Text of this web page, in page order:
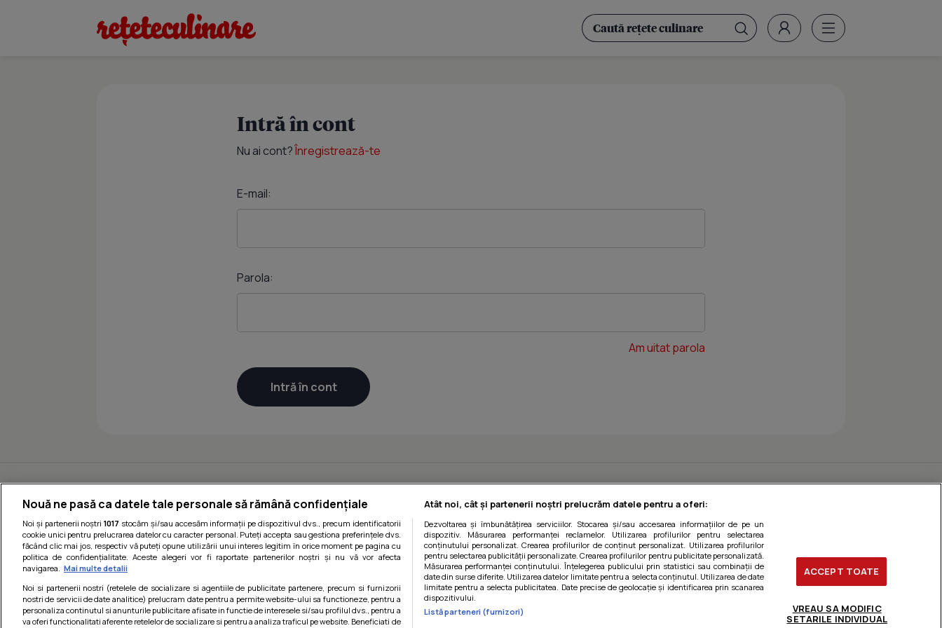
Intră în cont
Nu ai cont?Înregistrează-te
E-mail:
Parola:
Am uitat parola
Nouă ne pasă ca datele tale personale să rămână confidențiale
Noi și partenerii noștri1017 stocăm și/sau accesăm informații pe dispozitivul dvs., precum identificatorii
cookie unici pentru prelucrarea datelor cu caracter personal. Puteți accepta sau gestiona preferințele dvs.
făcând clic mai jos, respectiv vă puteți opune utilizării unui interes legitim în orice moment pe pagina cu
politica de confidențialitate. Aceste alegeri vor fi raportate partenerilor noștri și nu vă vor afecta
navigarea. Mai multe detalii
Noi si partenerii nostri (retelele de socializare si agentiile de publicitate partenere, precum si furnizorii
nostri de servicii de date analitice) prelucram date pentru a permite website-ului sa functioneze, pentru a
personaliza continutul si anunturile publicitare afisate in functie de interesele si/sau profilul dvs., pentru a
va oferi functionalitati aferente retelelor de socializare si pentru a analiza traficul pe website. Beneficiati de
Atât noi, cât și partenerii noștri prelucrăm datele pentru a oferi:
Dezvoltarea și îmbunătățirea serviciilor. Stocarea și/sau accesarea informațiilor de pe un
dispozitiv. Măsurarea performanței reclamelor. Utilizarea profilurilor pentru selectarea
conținutului personalizat. Crearea profilurilor de conținut personalizat. Utilizarea profilurilor
pentru selectarea publicității personalizate. Crearea profilurilor pentru publicitate personalizată.
Măsurarea performanței conținutului. Înțelegerea publicului prin statistici sau combinații de
date din surse diferite. Utilizarea datelor limitate pentru a selecta conținutul. Utilizarea de date
limitate pentru a selecta publicitatea. Date precise de geolocație și identificarea prin scanarea
dispozitivului.
Listă parteneri (furnizori)
ACCEPT TOATE
VREAU SA MODIFIC
SETARILE INDIVIDUAL